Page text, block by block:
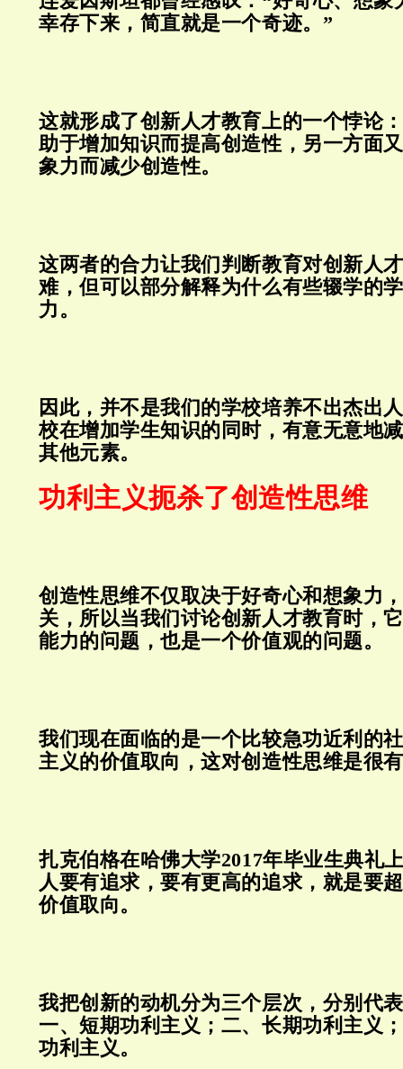
幸存下来，简直就是一个奇迹。 ”
这就形成了创新人才教育上的一个悖论
助于增加知识而提高创造性，另一方面
象力而减少创造性。
这两者的合力让我们判断教育对创新人
难，但可以部分解释为什么有些辍学的
力。
因此，并不是我们的学校培养不出杰出
校在增加学生知识的同时，有意无意地
其他元素。
功利主义扼杀了创造性思维
创造性思维不仅取决于好奇心和想象力
关，所以当我们讨论创新人才教育时，
能力的问题，也是一个价值观的问题。
我们现在面临的是一个比较急功近利的
主义的价值取向，这对创造性思维是很
扎克伯格在哈佛大学2017年毕业生典礼
人要有追求，要有更高的追求，就是要
价值取向。
我把创新的动机分为三个层次，分别代
一、短期功利主义； 二、长期功利主义；
功利主义。